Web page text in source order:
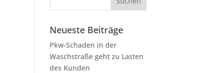
Neueste Beiträge
Pkw-Schaden in der
Waschstraße geht zu Lasten
des Kunden